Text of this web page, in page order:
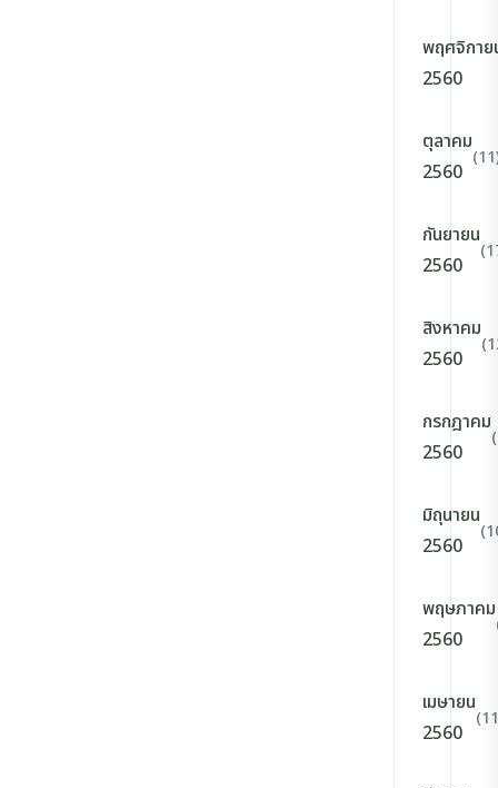
พฤศจิกาย
2560
ตุลาคม
2560
กันยายน
2560
สิงหาคม
2560
กรกฎาคม
2560
มิถุนายน
2560
พฤษภาคม
2560
เมษายน
2560